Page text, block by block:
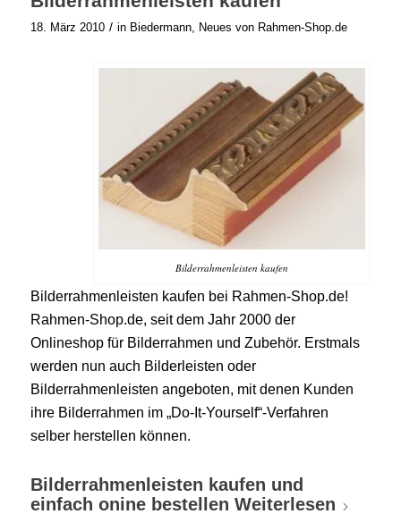
18. März 2010 / in Biedermann, Neues von Rahmen-Shop.de
Bilderrahmenleisten kaufen
Bilderrahmenleisten kaufen bei Rahmen-Shop.de!
Rahmen-Shop.de, seit dem Jahr 2000 der
Onlineshop für Bilderrahmen und Zubehör. Erstmals
werden nun auch Bilderleisten oder
Bilderrahmenleisten angeboten, mit denen Kunden
ihre Bilderrahmen im „Do-It-Yourself“-Verfahren
selber herstellen können.
Bilderrahmenleisten kaufen und
einfach onine bestellen Weiterlesen